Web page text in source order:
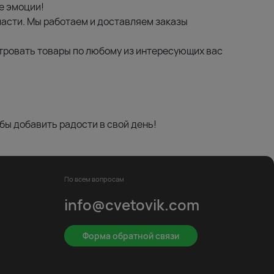
эмоции!
Мы работаем и доставляем заказы
товары по любому из интересующих вас
добавить радости в свой день!
По всем вопросам
info@cvetovik.com
Форма обратной связи